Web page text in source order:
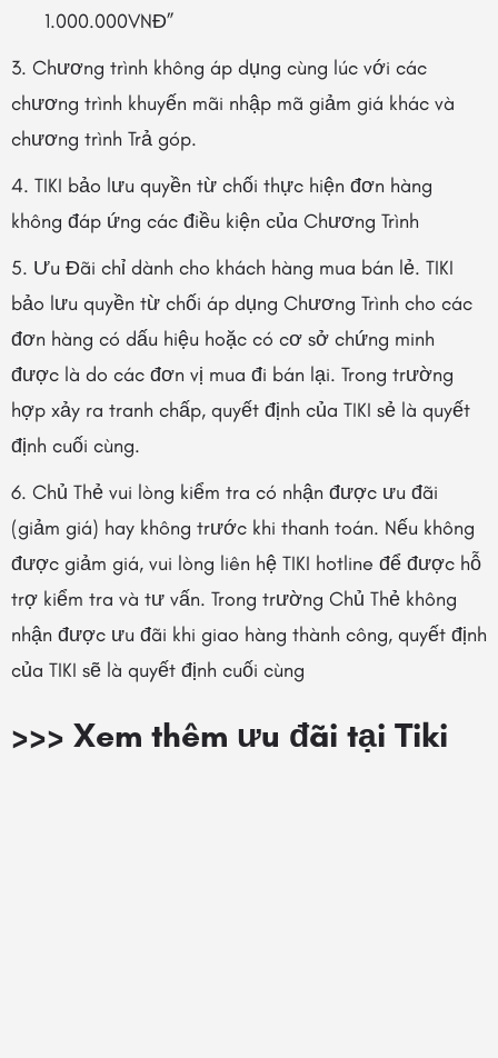
1.000.000VNĐ”
3. Chương trình không áp dụng cùng lúc với các
chương trình khuyến mãi nhập mã giảm giá khác và
chương trình Trả góp.
4. TIKI bảo lưu quyền từ chối thực hiện đơn hàng
không đáp ứng các điều kiện của Chương Trình
5. Ưu Đãi chỉ dành cho khách hàng mua bán lẻ. TIKI
bảo lưu quyền từ chối áp dụng Chương Trình cho các
đơn hàng có dấu hiệu hoặc có cơ sở chứng minh
được là do các đơn vị mua đi bán lại. Trong trường
hợp xảy ra tranh chấp, quyết định của TIKI sẻ là quyết
định cuối cùng.
6. Chủ Thẻ vui lòng kiểm tra có nhận được ưu đãi
(giảm giá) hay không trước khi thanh toán. Nếu không
được giảm giá, vui lòng liên hệ TIKI hotline để được hỗ
trợ kiểm tra và tư vấn. Trong trường Chủ Thẻ không
nhận được ưu đãi khi giao hàng thành công, quyết định
của TIKI sẽ là quyết định cuối cùng
>>> Xem thêm ưu đãi tại Tiki